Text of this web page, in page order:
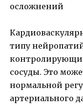
типу
сосуды. Это
нормальной
артериального